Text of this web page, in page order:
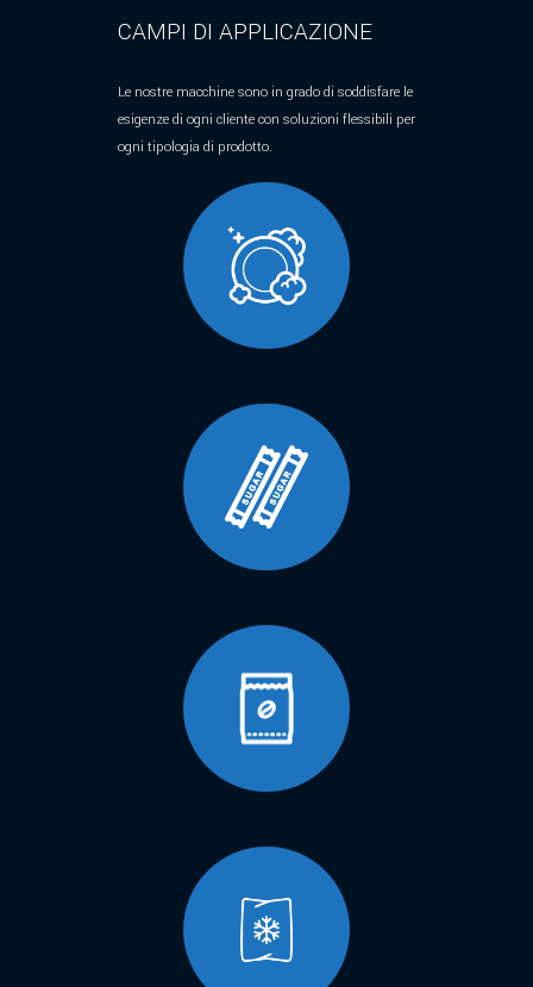
OLIMPIA 4000 SIMOTION
ANEMPTYTEXTLLINE
Olimpia 4000 Simotion è una macchina confezionatrice verticale
CAMPI DI APPLICAZIONE
Le nostre macchine sono in grado di soddisfare le
esigenze di ogni cliente con soluzioni flessibili per
ogni tipologia di prodotto.